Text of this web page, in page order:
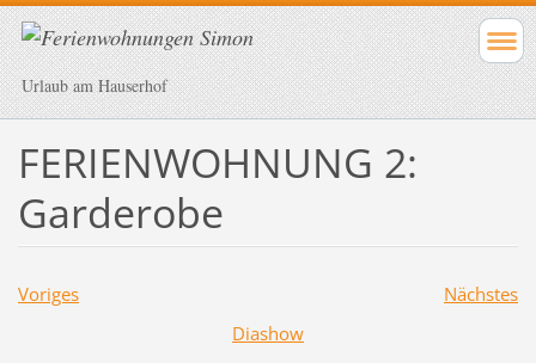
Urlaub am Hauserhof
FERIENWOHNUNG 2:
Garderobe
Voriges
Nächstes
Diashow